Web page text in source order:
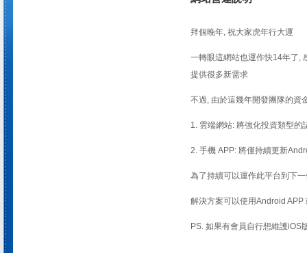
拜個晚年, 祝大家虎年行大運
一轉眼這網站也運作快14年了,
提供很多新需求
不過, 由於這幾年開發團隊的資
1. 雲端網站: 將強化投資類型的
2. 手機 APP: 將僅持續更新
為了持續可以運作此平台到下
解決方案可以使用Android
PS. 如果有會員自行想維護iOS